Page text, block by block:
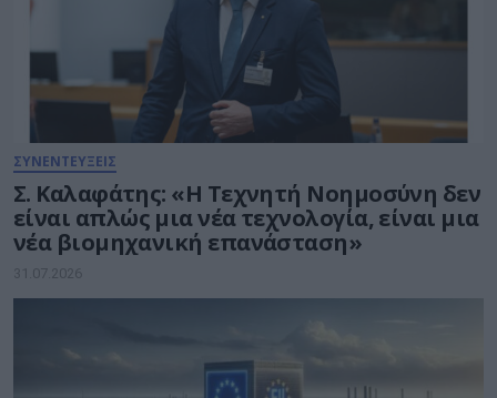
ΣΥΝΕΝΤΕΥΞΕΙΣ
Σ. Καλαφάτης: «Η Τεχνητή Νοημοσύνη δεν
είναι απλώς μια νέα τεχνολογία, είναι μια
νέα βιομηχανική επανάσταση»
31.07.2026